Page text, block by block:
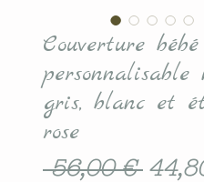
Couverture bébé
personnalisable
gris, blanc et
rose
56,00 € Prix